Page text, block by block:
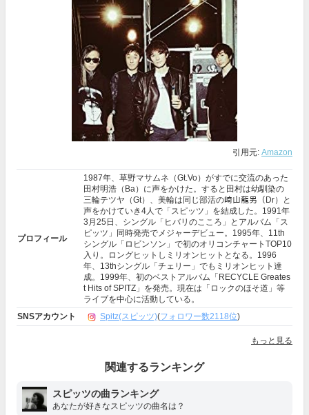
引用元: Amazon
プロフィール
1987年、草野マサムネ（Gt.Vo）がすでに交流のあった
田村明浩（Ba）に声をかけた。すると田村は幼馴染の
三輪テツヤ（Gt）、美輪は同じ部活の﨑山龍男（Dr）と
声をかけていき4人で「スピッツ」を結成した。1991年
3月25日、シングル「ヒバリのこころ」とアルバム「ス
ピッツ」同時発売でメジャーデビュー。1995年、11th
シングル「ロビンソン」で初のオリコンチャートTOP10
入り。ロングヒットしミリオンヒットとなる。1996
年、13thシングル「チェリー」でもミリオンヒット達
成。1999年、初のベストアルバム「RECYCLE Greates
t Hits of SPITZ」を発売。現在は「ロックのほそ道」等
ライブを中心に活動している。
SNSアカウント
Spitz(スピッツ)(フォロワー数2118位)
もっと見る
関連するランキング
スピッツの曲ランキング
あなたが好きなスピッツの曲名は？